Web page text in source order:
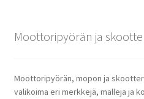
Moottoripyörän ja
Moottoripyörän, mopon ja
valikoima eri merkkejä, malleja ja